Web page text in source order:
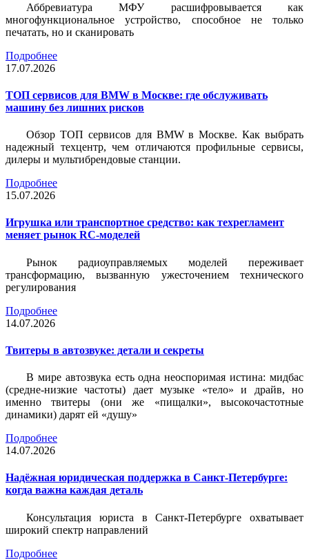
Аббревиатура МФУ расшифровывается как
многофункциональное устройство, способное не только
печатать, но и сканировать
Подробнее
17.07.2026
ТОП сервисов для BMW в Москве: где обслуживать
машину без лишних рисков
Обзор ТОП сервисов для BMW в Москве. Как выбрать
надежный техцентр, чем отличаются профильные сервисы,
дилеры и мультибрендовые станции.
Подробнее
15.07.2026
Игрушка или транспортное средство: как техрегламент
меняет рынок RC-моделей
Рынок радиоуправляемых моделей переживает
трансформацию, вызванную ужесточением технического
регулирования
Подробнее
14.07.2026
Твитеры в автозвуке: детали и секреты
В мире автозвука есть одна неоспоримая истина: мидбас
(средне-низкие частоты) дает музыке «тело» и драйв, но
именно твитеры (они же «пищалки», высокочастотные
динамики) дарят ей «душу»
Подробнее
14.07.2026
Надёжная юридическая поддержка в Санкт-Петербурге:
когда важна каждая деталь
Консультация юриста в Санкт-Петербурге охватывает
широкий спектр направлений
Подробнее